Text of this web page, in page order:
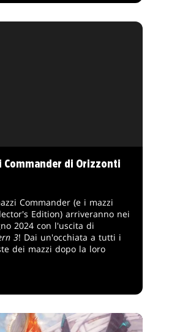
Commander di Orizzonti
Commander (e i mazzi
Edition) arriveranno nei
2024 con l'uscita di
3! Dai un'occhiata a tutti i
dei mazzi dopo la loro